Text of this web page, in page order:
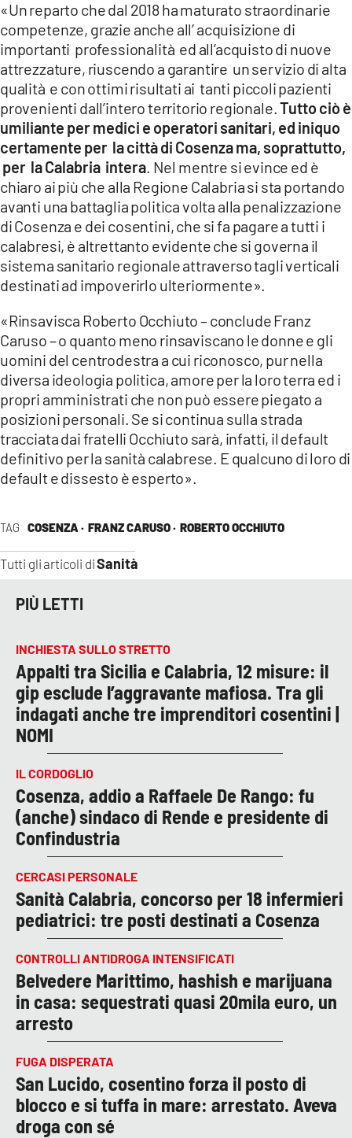
TAG COSENZA · FRANZ CARUSO · ROBERTO OCCHIUTO
Tutti gli articoli diSanità
«Un reparto che dal 2018 ha maturato straordinarie
competenze, grazie anche all’ acquisizione di
importanti professionalità ed all’acquisto di nuove
attrezzature, riuscendo a garantire un servizio di alta
qualità e con ottimi risultati ai tanti piccoli pazienti
provenienti dall’intero territorio regionale.Tutto ciò è
umiliante per medici e operatori sanitari, ed iniquo
certamente per la città di Cosenza ma, soprattutto,
per la Calabria intera . Nel mentre si evince ed è
chiaro ai più che alla Regione Calabria si sta portando
avanti una battaglia politica volta alla penalizzazione
di Cosenza e dei cosentini, che si fa pagare a tutti i
calabresi, è altrettanto evidente che si governa il
sistema sanitario regionale attraverso tagli verticali
destinati ad impoverirlo ulteriormente».
«Rinsavisca Roberto Occhiuto – conclude Franz
Caruso – o quanto meno rinsaviscano le donne e gli
uomini del centrodestra a cui riconosco, pur nella
diversa ideologia politica, amore per la loro terra ed i
propri amministrati che non può essere piegato a
posizioni personali. Se si continua sulla strada
tracciata dai fratelli Occhiuto sarà, infatti, il default
definitivo per la sanità calabrese. E qualcuno di loro di
default e dissesto è esperto».
PIÙ LETTI
INCHIESTA SULLO STRETTO
Appalti tra Sicilia e Calabria, 12 misure: il
gip esclude l’aggravante mafiosa. Tra gli
indagati anche tre imprenditori cosentini |
NOMI
IL CORDOGLIO
Cosenza, addio a Raffaele De Rango: fu
(anche) sindaco di Rende e presidente di
Confindustria
CERCASI PERSONALE
Sanità Calabria, concorso per 18 infermieri
pediatrici: tre posti destinati a Cosenza
CONTROLLI ANTIDROGA INTENSIFICATI
Belvedere Marittimo, hashish e marijuana
in casa: sequestrati quasi 20mila euro, un
arresto
FUGA DISPERATA
San Lucido, cosentino forza il posto di
blocco e si tuffa in mare: arrestato. Aveva
droga con sé